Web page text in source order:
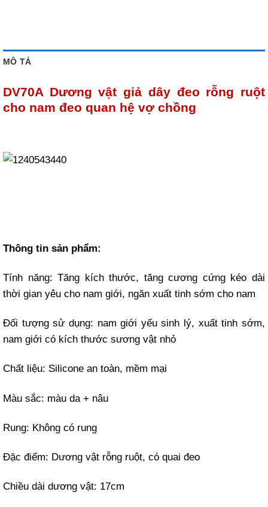
MÔ TẢ
DV70A Dương vật giả dây đeo rỗng ruột
cho nam đeo quan hệ vợ chồng
Thông tin sản phẩm:
Tính năng: Tăng kích thước, tăng cương cứng kéo dài
thời gian yêu cho nam giới, ngăn xuất tinh sớm cho nam
Đối tượng sử dụng: nam giới yếu sinh lý, xuất tinh sớm,
nam giới có kích thước sương vật nhỏ
Chất liệu: Silicone an toàn, mềm mại
Màu sắc: màu da + nâu
Rung: Không có rung
Đặc điểm: Dương vật rỗng ruột, có quai đeo
Chiều dài dương vật: 17cm